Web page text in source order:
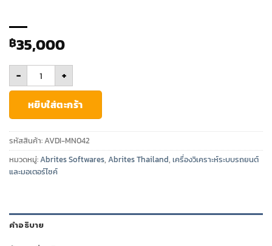
฿35,000
- จำนวน MN042-Battery Unlock/Reset for Mercedes-Benz
+
หยิบใส่ตะกร้า
รหัสสินค้า:AVDI-MN042
หมวดหมู่:Abrites Softwares, Abrites Thailand, เครื่องวิเคราะห์ระบบรถยนต์
และมอเตอร์ไซค์
คำอธิบาย